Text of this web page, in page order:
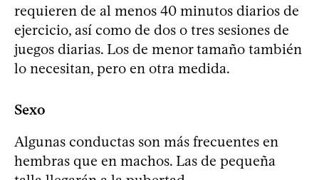
requieren de al menos 40 minutos diarios de
ejercicio, así como de dos o tres sesiones de
juegos diarias. Los de menor tamaño también
lo necesitan, pero en otra medida.
Sexo
Algunas conductas son más frecuentes en
hembras que en machos. Las de pequeña